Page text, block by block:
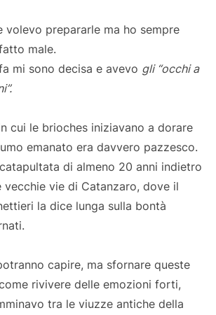
volevo prepararle ma ho sempre
male.
mi sono decisa e avevo gli “occhi a
cui le brioches iniziavano a dorare
emanato era davvero pazzesco.
di almeno 20 anni indietro
vecchie vie di Catanzaro, dove il
la dice lunga sulla bontà
capire, ma sfornare queste
rivivere delle emozioni forti,
tra le viuzze antiche della